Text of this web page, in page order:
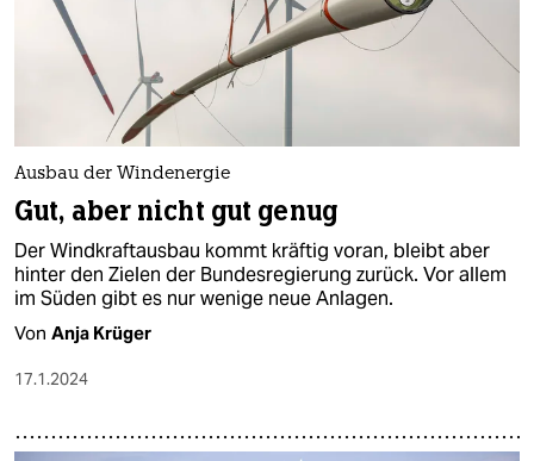
Ausbau der Windenergie
Gut, aber nicht gut genug
Der Windkraftausbau kommt kräftig voran, bleibt aber
hinter den Zielen der Bundesregierung zurück. Vor allem
im Süden gibt es nur wenige neue Anlagen.
Von Anja Krüger
17.1.2024